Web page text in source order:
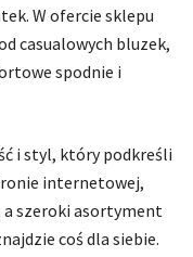
W ofercie sklepu
casualowych bluzek,
spodnie i
i styl, który podkreśli
internetowej,
a szeroki asortyment
coś dla siebie.